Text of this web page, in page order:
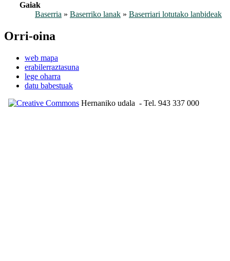
Gaiak
Baserria » Baserriko lanak » Baserriari lotutako lanbideak
Orri-oina
web mapa
erabilerraztasuna
lege oharra
datu babestuak
Hernaniko udala - Tel. 943 337 000